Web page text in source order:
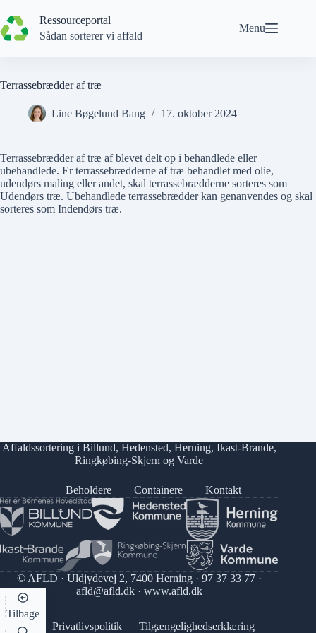
til
indhold
Ressourceportal
Sådan sorterer vi affald
Menu
Terrassebrædder af træ
Line Bøgelund Bang 17. oktober 2024
Terrassebrædder af træ af blevet delt op i behandlede eller
ubehandlede. Erterrassebrædderne af træ behandlet med olie,
udendørs maling eller andet, skal terrassebrædderne sorteres som
Udendørs træ. Ubehandlede terrassebrædderkan genanvendes og skal
sorteres som Indendørs træ.
Affaldssortering i Billund, Hedensted, Herning, Ikast-Brande,
Ringkøbing-Skjern ogVarde
Beholdere Containere Kontakt
© AFLD · Uldjydevej 2, 7400 Herning · 97 37 33 77·
afld@afld.dk· www.afld.dk
Privatlivspolitik Tilgængelighedserklæring
Tilbage